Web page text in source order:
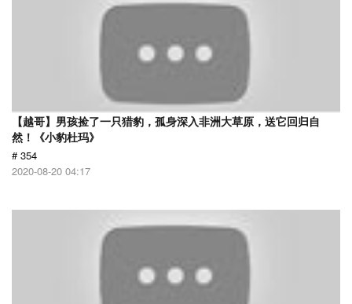
【越哥】男孩捡了一只猎豹，孤身深入非洲大草原，送它回归自
然！《小豹杜玛》
# 354
2020-08-20 04:17